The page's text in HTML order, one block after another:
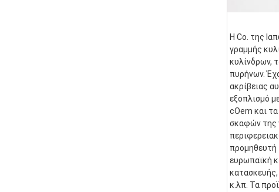
Η Co. της
γραμμής
κυλίνδρων,
πυρήνων.
ακρίβειας
εξοπλισμό
cOem και
σκαφών της
προμηθευτή
ευρωπαϊκή
κατασκευής,
κ.λπ. Τα